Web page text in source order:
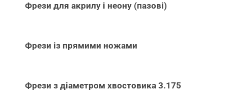
Фрези для акрилу і неону (пазові)
Фрези із прямими ножами
Фрези з діаметром хвостовика 3.175